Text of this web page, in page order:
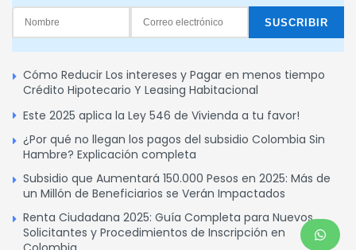
Cómo Reducir Los intereses y Pagar en menos tiempo
Crédito Hipotecario Y Leasing Habitacional
Este 2025 aplica la Ley 546 de Vivienda a tu favor!
¿Por qué no llegan los pagos del subsidio Colombia Sin
Hambre? Explicación completa
Subsidio que Aumentará 150.000 Pesos en 2025: Más de
un Millón de Beneficiarios se Verán Impactados
Renta Ciudadana 2025: Guía Completa para Nuevos
Solicitantes y Procedimientos de Inscripción en